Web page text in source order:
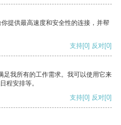
提供最高速度和安全性的连接，并帮
支持[0] 反对[0]
足我所有的工作需求。我可以使用它来
程安排等。
支持[0] 反对[0]